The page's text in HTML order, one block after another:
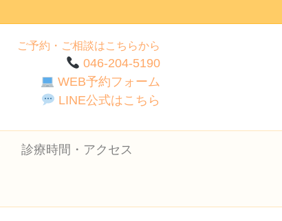
ご予約・ご相談はこちらから
046-204-5190
WEB予約フォーム
LINE公式はこちら
診療時間・アクセス